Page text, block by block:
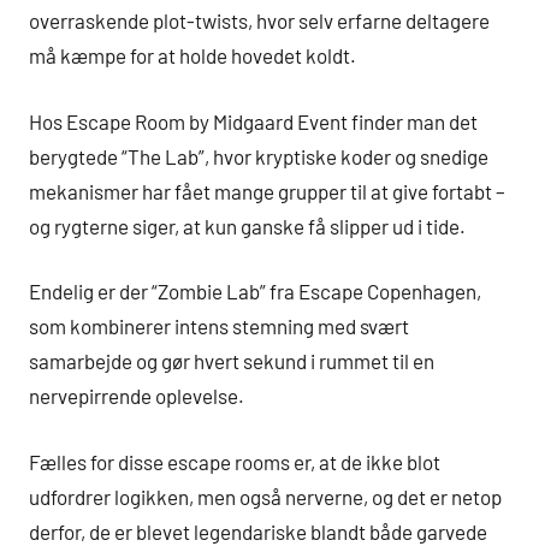
overraskende plot-twists, hvor selv erfarne deltagere
må kæmpe for at holde hovedet koldt.
Hos Escape Room by Midgaard Event finder man det
berygtede “The Lab”, hvor kryptiske koder og snedige
mekanismer har fået mange grupper til at give fortabt –
og rygterne siger, at kun ganske få slipper ud i tide.
Endelig er der “Zombie Lab” fra Escape Copenhagen,
som kombinerer intens stemning med svært
samarbejde og gør hvert sekund i rummet til en
nervepirrende oplevelse.
Fælles for disse escape rooms er, at de ikke blot
udfordrer logikken, men også nerverne, og det er netop
derfor, de er blevet legendariske blandt både garvede